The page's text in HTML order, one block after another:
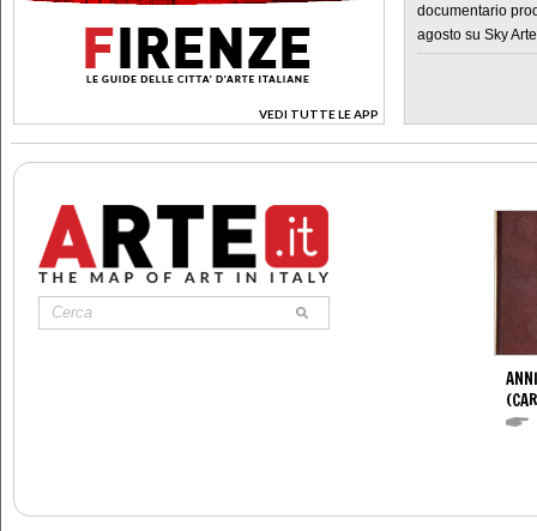
VEDI TUTTE LE APP
>
documentario
agosto su Sky Arte